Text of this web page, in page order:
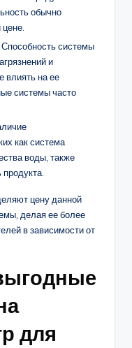
обычно
системы
и
влиять на ее
системы часто
как система
воды, также
цену данной
делая ее более
в зависимости от
для